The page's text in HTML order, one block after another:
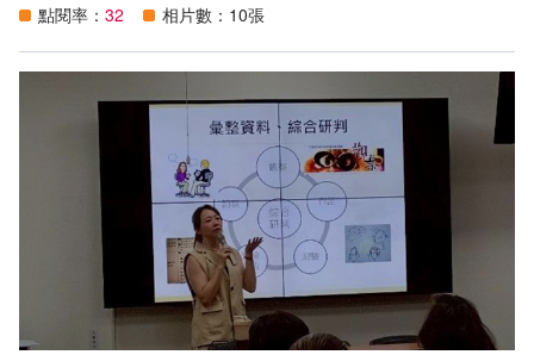
acp
三、講師：新北市北港國民小學附設幼兒園翁巧玲主任
四、參加資格：。
（一）本縣所屬學前教育階段學校（園所）之校長、園長、
主任、組長、老師、教保服務人員、行政人員、職員及相關
（二）對本研習主題有興趣之教師。
五、目的：
（一）提升本縣所屬學前教育階段學校（園所）教師、教保
服務人員及相關 人員融合教育的專業知能，促進特教專業
發展，以提供特殊教育幼兒多 元服務。
（二）提升教師、教保服務人員及相關人員等特殊需求幼兒
參與班級活動的 教學策略，讓每一位孩子都能獲得公平的
教育機會，使融合教育能夠落 實與實踐在每一個幼教現
場。
點閱率： 32 相片數：10張